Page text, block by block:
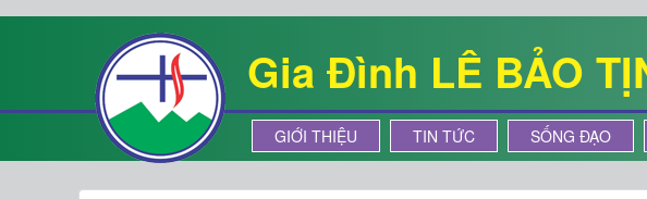
Gia Đình LÊ BẢO
GIỚI THIỆU TIN TỨC SỐNG ĐẠO